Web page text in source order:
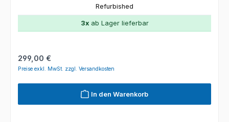
Refurbished
3xab Lager lieferbar
Regulärer Preis:
299,00 €
Preise exkl. MwSt. zzgl. Versandkosten
In den Warenkorb